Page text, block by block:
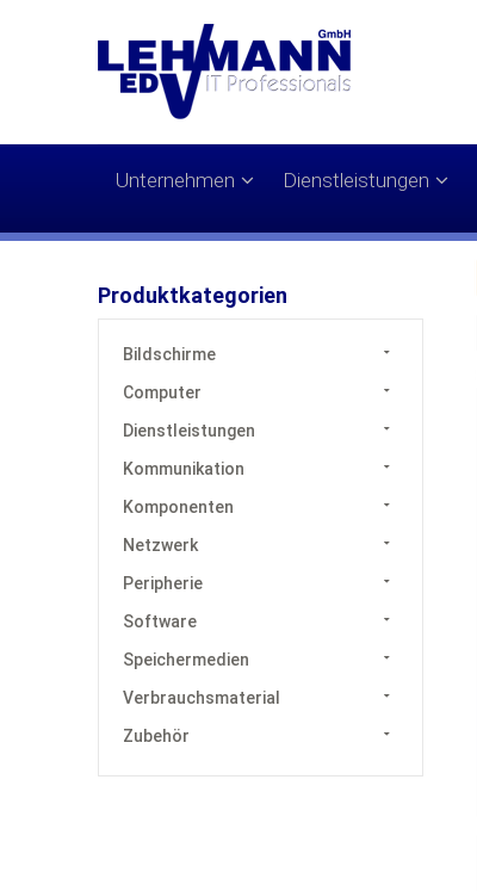
Unternehmen Dienstleistungen
Produktkategorien
Bildschirme
Computer
Dienstleistungen
Kommunikation
Komponenten
Netzwerk
Peripherie
Software
Speichermedien
Verbrauchsmaterial
Zubehör